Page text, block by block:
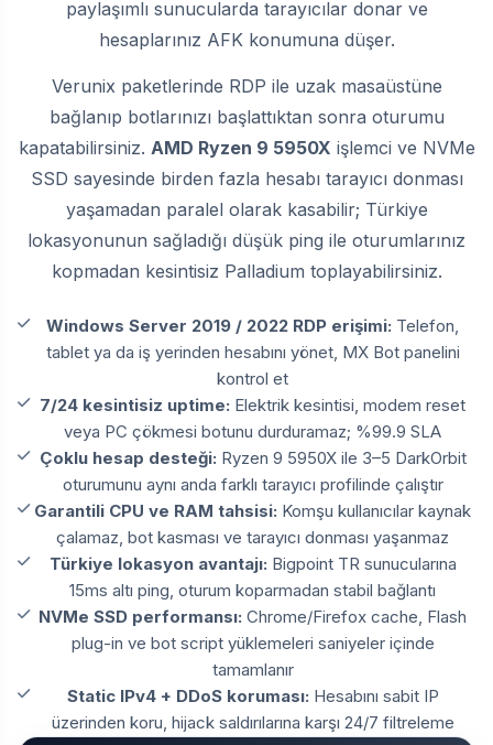
paylaşımlı sunucularda tarayıcılar donar ve
hesaplarınız AFK konumuna düşer.
Verunix paketlerinde RDP ile uzak masaüstüne
bağlanıp botlarınızı başlattıktan sonra oturumu
kapatabilirsiniz. AMD Ryzen 9 5950X işlemci ve NVMe
SSD sayesinde birden fazla hesabı tarayıcı donması
yaşamadan paralel olarak kasabilir; Türkiye
lokasyonunun sağladığı düşük ping ile oturumlarınız
kopmadan kesintisiz Palladium toplayabilirsiniz.
Windows Server 2019 / 2022 RDP erişimi: Telefon,
tablet ya da iş yerinden hesabını yönet, MX Bot panelini
kontrol et
7/24 kesintisiz uptime: Elektrik kesintisi, modem reset
veya PC çökmesi botunu durduramaz; %99.9 SLA
Çoklu hesap desteği: Ryzen 9 5950X ile 3–5 DarkOrbit
oturumunu aynı anda farklı tarayıcı profilinde çalıştır
Garantili CPU ve RAM tahsisi: Komşu kullanıcılar kaynak
çalamaz, bot kasması ve tarayıcı donması yaşanmaz
Türkiye lokasyon avantajı: Bigpoint TR sunucularına
15ms altı ping, oturum koparmadan stabil bağlantı
NVMe SSD performansı: Chrome/Firefox cache, Flash
plug-in ve bot script yüklemeleri saniyeler içinde
tamamlanır
Static IPv4 + DDoS koruması: Hesabını sabit IP
üzerinden koru, hijack saldırılarına karşı 24/7 filtreleme